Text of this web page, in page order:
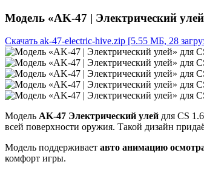
Модель «AK-47 | Электрический
Скачать ak-47-electric-hive.zip [5.55 МБ, 28
Модель AK-47 Электрический улей для CS
всей поверхности оружия. Такой дизайн
Модель поддерживает авто анимацию
комфорт игры.